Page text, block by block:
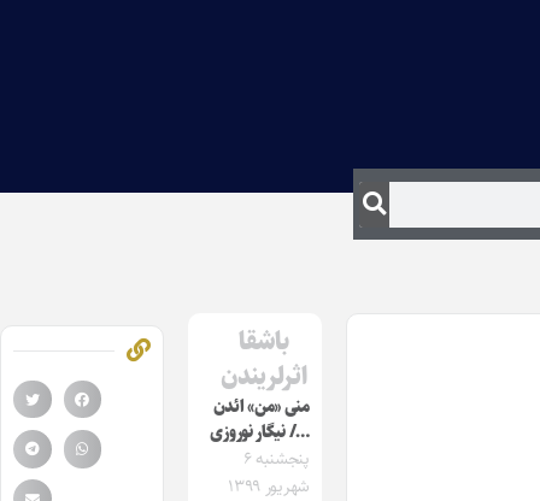
باشقا
اثرلریندن
منی «من» ائدن
…/ نیگار نوروزی
پنجشنبه ۶
شهریور ۱۳۹۹